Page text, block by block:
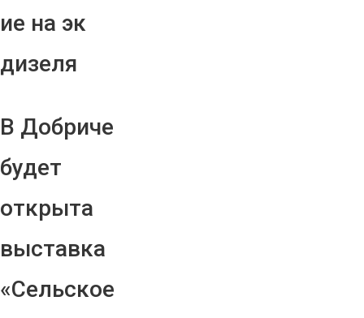
ие на эк
дизеля
В Добриче
будет
открыта
выставка
«Сельское